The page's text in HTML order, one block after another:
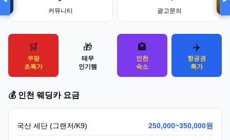
커뮤니티 광고문의
🛒
쿠팡
초특가
🎁
테무
인기템
🏨
인천
숙소
✈️
항공권
특가
💰 인천 웨딩카 요금
국산 세단 (그랜저/K9) 250,000~350,000원
입점 · 제휴 문의